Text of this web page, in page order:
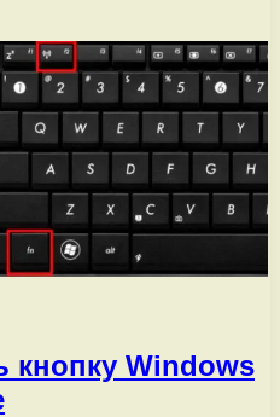
кнопку Windows